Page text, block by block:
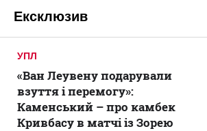
Ексклюзив
УПЛ
«Ван Леувену подарували
взуття і перемогу»:
Каменський – про камбек
Кривбасу в матчі із Зорею